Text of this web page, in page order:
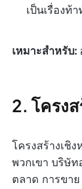
เป็นเรื่องท้
เหมาะสำหรับ:
2. โครง
โครงสร้างเชิ
พวกเขา บริษัท
ตลาด การขา